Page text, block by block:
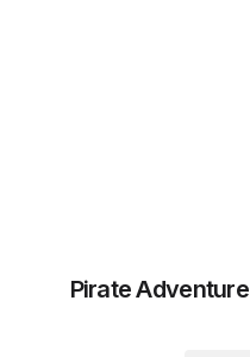
مغامرات القراصنة في ملاكا Pirate Adventure